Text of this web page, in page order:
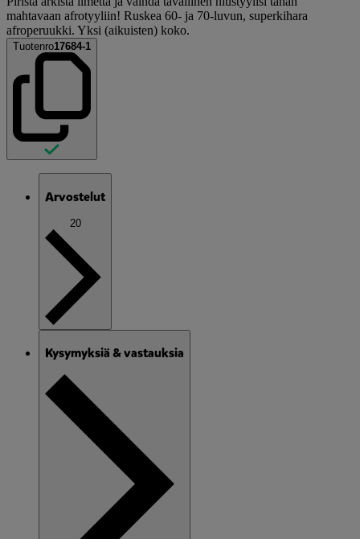
mahtavaan afrotyyliin! Ruskea 60- ja 70-luvun, superkihara
afroperuukki. Yksi (aikuisten) koko.
Tuotenro17684-1
Arvostelut
20
Kysymyksiä & vastauksia